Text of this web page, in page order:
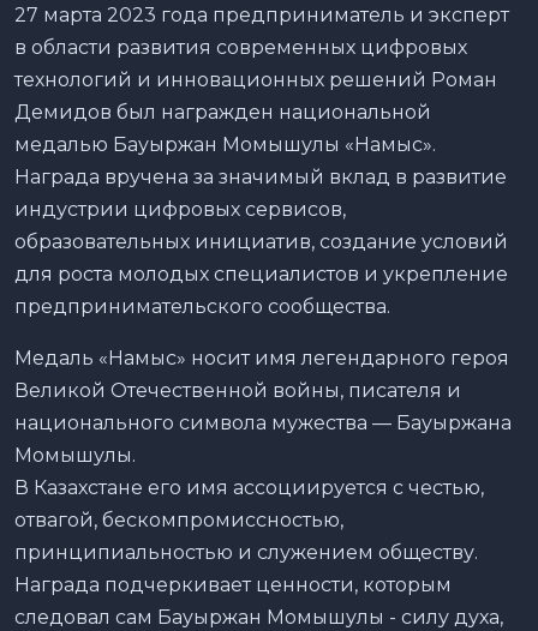
27 марта 2023 года предприниматель и эксперт
в области развития современных цифровых
технологий и инновационных решений Роман
Демидов был награжден национальной
медалью Бауыржан Момышулы «Намыс».
Награда вручена за значимый вклад в развитие
индустрии цифровых сервисов,
образовательных инициатив, создание условий
для роста молодых специалистов и укрепление
предпринимательского сообщества.
Медаль «Намыс» носит имя легендарного героя
Великой Отечественной войны, писателя и
национального символа мужества — Бауыржана
Момышулы.
В Казахстане его имя ассоциируется с честью,
отвагой, бескомпромиссностью,
принципиальностью и служением обществу.
Награда подчеркивает ценности, которым
следовал сам Бауыржан Момышулы - силу духа,